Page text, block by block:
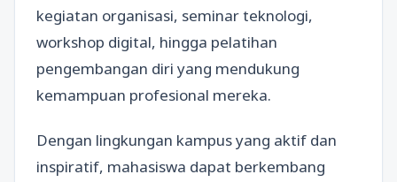
kegiatan organisasi, seminar teknologi,
workshop digital, hingga pelatihan
pengembangan diri yang mendukung
kemampuan profesional mereka.
Dengan lingkungan kampus yang aktif dan
inspiratif, mahasiswa dapat berkembang